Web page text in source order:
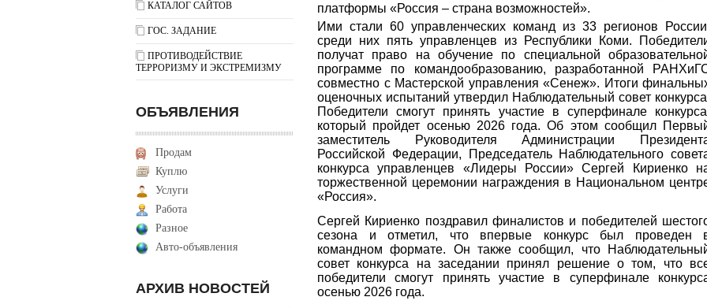
КАТАЛОГ САЙТОВ
ГОС. ЗАДАНИЕ
ПРОТИВОДЕЙСТВИЕ
ТЕРРОРИЗМУ И ЭКСТРЕМИЗМУ
ОБЪЯВЛЕНИЯ
Продам
Куплю
Услуги
Работа
Разное
Авто-объявления
АРХИВ НОВОСТЕЙ
платформы «Россия – страна возможностей».
Ими стали 60 управленческих команд из 33 регионов
среди них пять управленцев из Республики Коми.
получат право на обучение по специальной
программе по командообразованию, разработанной
совместно с Мастерской управления «Сенеж». Итоги
оценочных испытаний утвердил Наблюдательный совет
Победители смогут принять участие в суперфинале
который пройдет осенью 2026 года. Об этом сообщил
заместитель Руководителя Администрации
Российской Федерации, Председатель Наблюдательного
конкурса управленцев «Лидеры России» Сергей Кириенко
торжественной церемонии награждения в Национальном
«Россия».
Сергей Кириенко поздравил финалистов и победителей
сезона и отметил, что впервые конкурс был проведен
командном формате. Он также сообщил, что
совет конкурса на заседании принял решение о том, что
победители смогут принять участие в суперфинале
осенью 2026 года.